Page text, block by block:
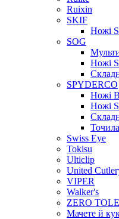
Ruixin
SKIF
Ножі
SOG
Ножі
SPYDERCO
Ножі
Ножі
Swiss Eye
Tokisu
Ulticlip
United
VIPER
Walker's
ZERO
Мачете й